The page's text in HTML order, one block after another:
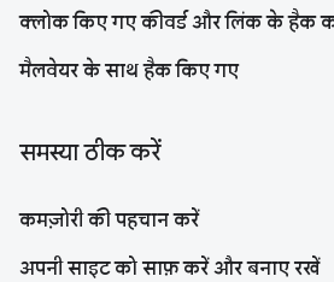
क्लोक किए गए कीवर्ड और लिंक के हैक
मैलवेयर के साथ हैक किए गए
समस्या ठीक करें
कमज़ोरी की पहचान करें
अपनी साइट को साफ़ करें और बनाए रखें